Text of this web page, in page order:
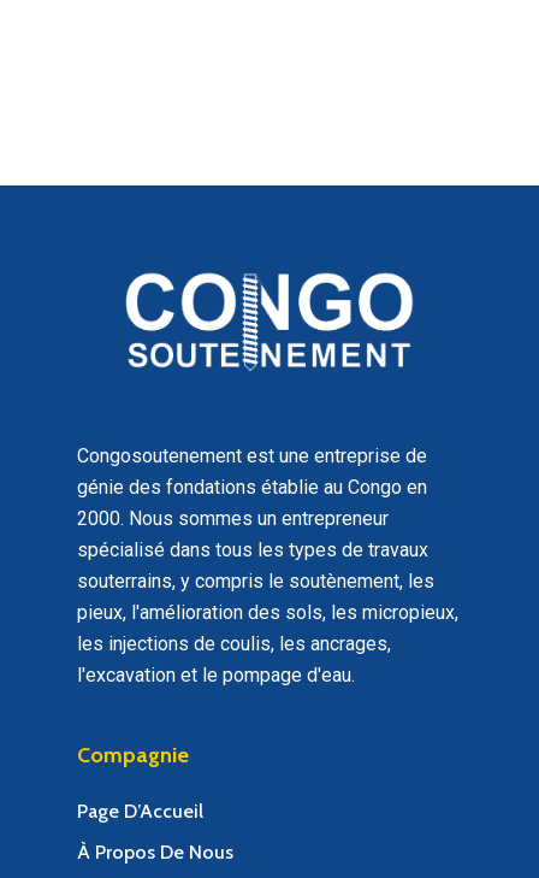
Congosoutenement est une entreprise de
génie des fondations établie au Congo en
2000. Nous sommes un entrepreneur
spécialisé dans tous les types de travaux
souterrains, y compris le soutènement, les
pieux, l'amélioration des sols, les micropieux,
les injections de coulis, les ancrages,
l'excavation et le pompage d'eau.
Compagnie
Page D’Accueil
À Propos De Nous